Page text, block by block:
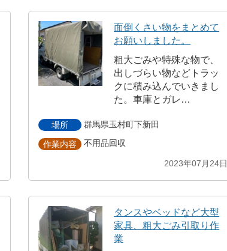
面倒くさい物をまとめて
お願いしました。
粗大ごみや特殊な物で、
出しづらい物などトラッ
クに積み込んでいきまし
た。車庫とガレ…
場所 群馬県玉村町下新田
作業内容 不用品回収
2023年07月24日
タンスやベッドなど大型
家具、粗大ごみ引取り作
業